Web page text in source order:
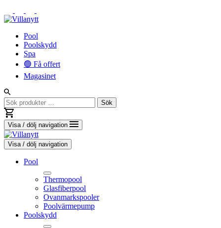
innehåll
Pool
Poolskydd
Spa
🟢 Få offert
Magasinet
Sök
efter:
Sök
Visa / dölj navigation
Visa / dölj navigation
Pool
Thermopool
Glasfiberpool
Ovanmarkspooler
Poolvärmepump
Toggle
Poolskydd